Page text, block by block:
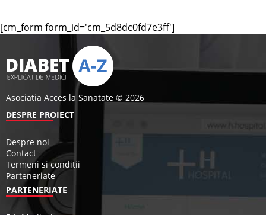
[cm_form form_id='cm_5d8dc0fd7e3ff']
Asociatia Acces la Sanatate © 2026
DESPRE PROIECT
Despre noi
Contact
Termeni si conditii
Parteneriate
PARTENERIATE